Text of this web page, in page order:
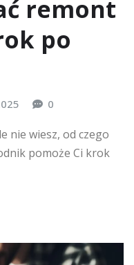
remont
po
0
nie wiesz, od czego
pomoże Ci krok